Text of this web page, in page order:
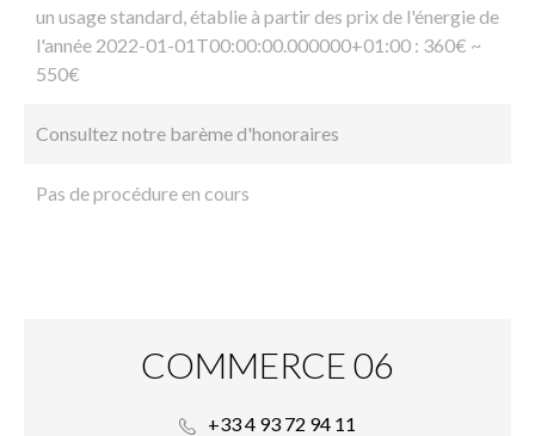
un usage standard, établie à partir des prix de l'énergie de
l'année 2022-01-01T00:00:00.000000+01:00 : 360€ ~
550€
Consultez notre barème d'honoraires
Pas de procédure en cours
COMMERCE 06
+33 4 93 72 94 11